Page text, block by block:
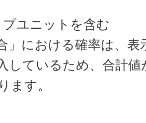
ユニットを含む
」における確率は、表
しているため、合計値
ます。